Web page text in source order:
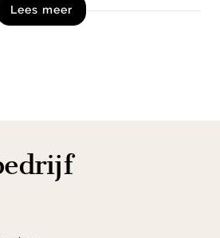
uitvoering in de kleur naturel is
Lees meer